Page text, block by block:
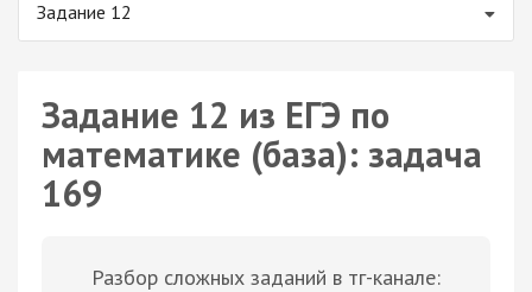
Задание 12
Задание 12 из ЕГЭ по
математике (база): задача
169
Разбор сложных заданий в тг-канале: